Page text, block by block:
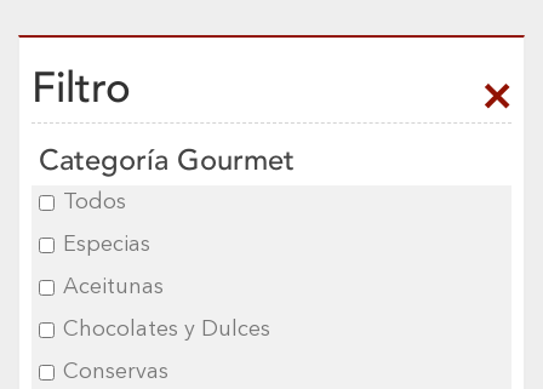
Filtro
Categoría Gourmet
Todos
Especias
Aceitunas
Chocolates y Dulces
Conservas